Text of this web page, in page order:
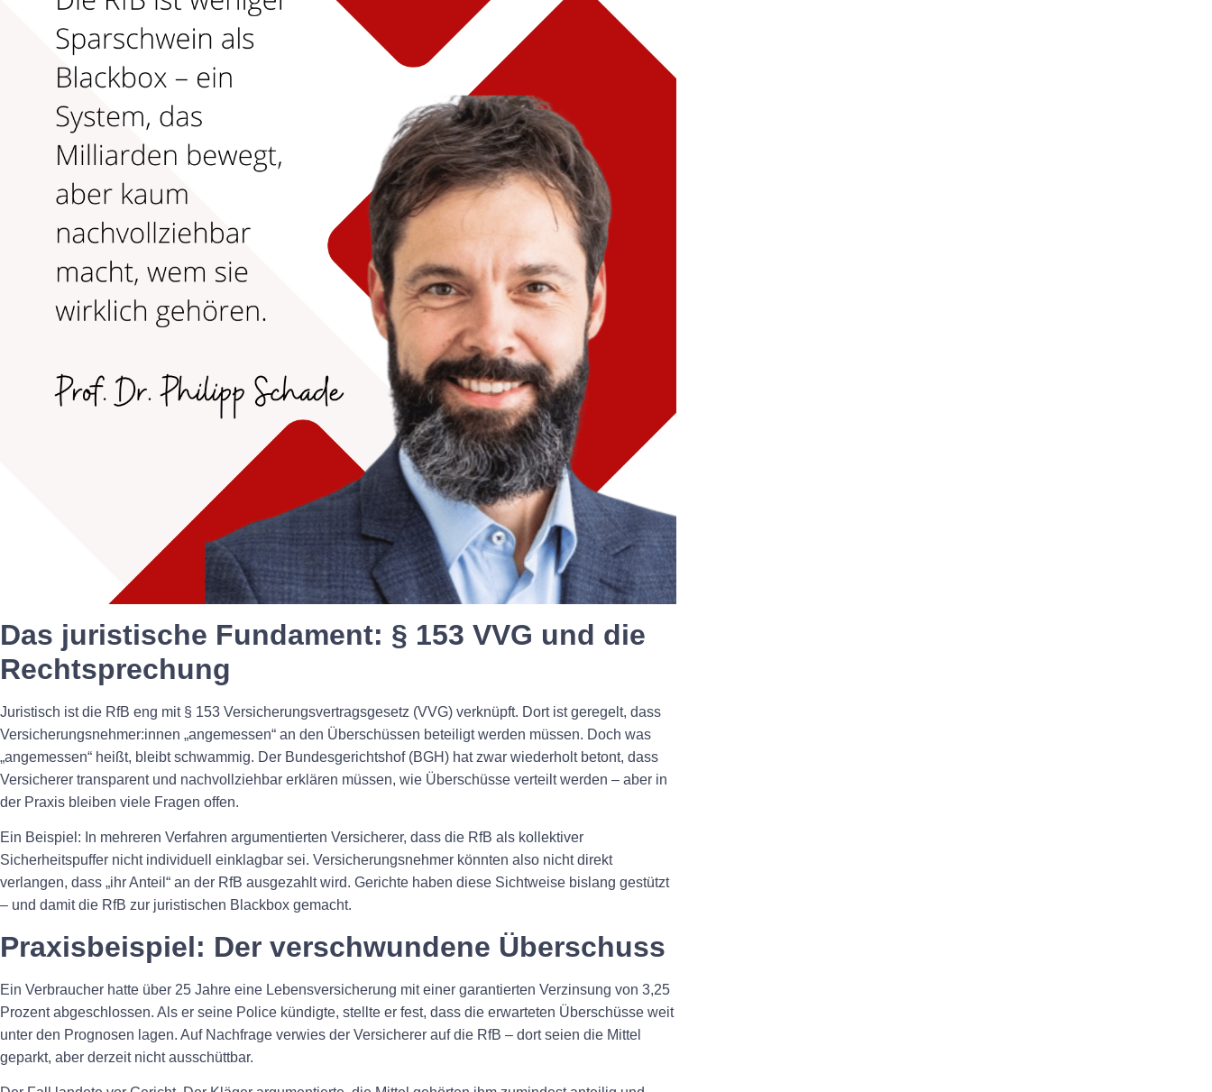
Das juristische Fundament: § 153 VVG und die
Rechtsprechung
Juristisch ist die RfB eng mit § 153 Versicherungsvertragsgesetz (VVG) verknüpft. Dort ist geregelt, dass
Versicherungsnehmer:innen „angemessen“ an den Überschüssen beteiligt werden müssen. Doch was
„angemessen“ heißt, bleibt schwammig. Der Bundesgerichtshof (BGH) hat zwar wiederholt betont, dass
Versicherer transparent und nachvollziehbar erklären müssen, wie Überschüsse verteilt werden – aber in
der Praxis bleiben viele Fragen offen.
Ein Beispiel: In mehreren Verfahren argumentierten Versicherer, dass die RfB als kollektiver
Sicherheitspuffer nicht individuell einklagbar sei. Versicherungsnehmer könnten also nicht direkt
verlangen, dass „ihr Anteil“ an der RfB ausgezahlt wird. Gerichte haben diese Sichtweise bislang gestützt
– und damit die RfB zur juristischen Blackbox gemacht.
Praxisbeispiel: Der verschwundene Überschuss
Ein Verbraucher hatte über 25 Jahre eine Lebensversicherung mit einer garantierten Verzinsung von 3,25
Prozent abgeschlossen. Als er seine Police kündigte, stellte er fest, dass die erwarteten Überschüsse weit
unter den Prognosen lagen. Auf Nachfrage verwies der Versicherer auf die RfB – dort seien die Mittel
geparkt, aber derzeit nicht ausschüttbar.